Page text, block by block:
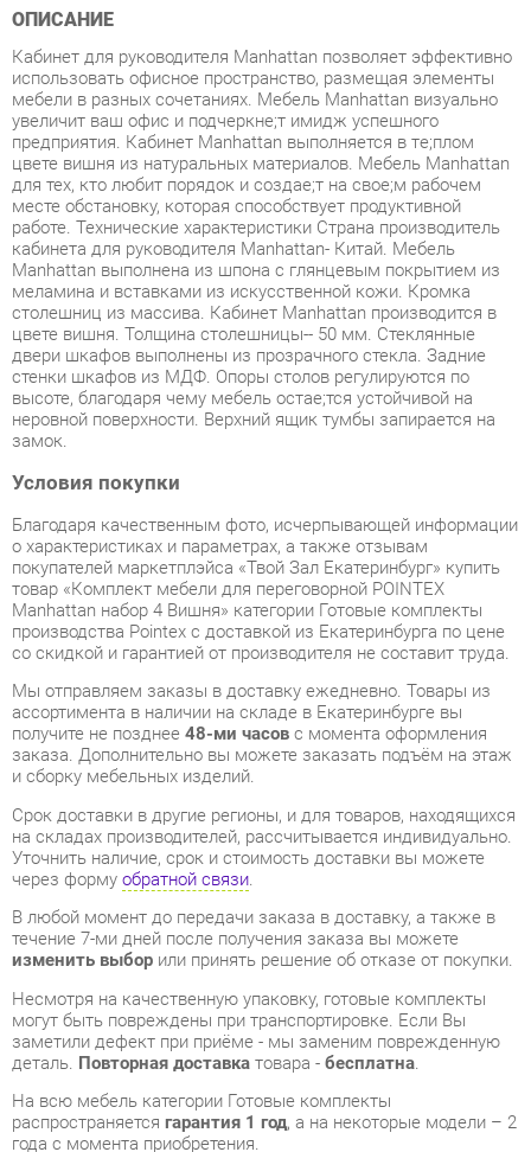
использовать офисное пространство, размещая элементы
мебели в разных сочетаниях. Мебель Manhattan визуально
увеличит ваш офис и подчеркнe;т имидж успешного
предприятия. Кабинет Manhattan выполняется в тe;плом
цвете вишня из натуральных материалов. Мебель Manhattan
для тех, кто любит порядок и создаe;т на своe;м рабочем
месте обстановку, которая способствует продуктивной
работе. Технические характеристики Страна производитель
кабинета для руководителя Manhattan- Китай. Мебель
Manhattan выполнена из шпона с глянцевым покрытием из
меламина и вставками из искусственной кожи. Кромка
столешниц из массива. Кабинет Manhattan производится в
цвете вишня. Толщина столешницы-- 50 мм. Стеклянные
двери шкафов выполнены из прозрачного стекла. Задние
стенки шкафов из МДФ. Опоры столов регулируются по
высоте, благодаря чему мебель остаe;тся устойчивой на
неровной поверхности. Верхний ящик тумбы запирается на
замок.
Условия покупки
Благодаря качественным фото, исчерпывающей информации
покупателей маркетплэйса «Твой Зал Екатеринбург» купить
Manhattan набор 4 Вишня» категории Готовые комплекты
производства Pointex с доставкой из Екатеринбурга по цене
со скидкой и гарантией от производителя не составит труда.
Мы отправляем заказы в доставку ежедневно. Товары из
ассортимента в наличии на складе в Екатеринбурге вы
получите не позднее48-ми часовс момента оформления
заказа. Дополнительно вы можете заказать подъём на этаж
и сборку мебельных изделий.
Срок доставки в другие регионы, и для товаров, находящихся
на складах производителей, рассчитывается индивидуально.
Уточнить наличие, срок и стоимость доставки вы можете
через формуобратной связи.
В любой момент до передачи заказа в доставку, а также в
течение 7-ми дней после получения заказа вы можете
изменить выборили принять решение об отказе от покупки.
Несмотря на качественную упаковку, готовые комплекты
могут быть повреждены при транспортировке. Если Вы
заметили дефект при приёме - мы заменим поврежденную
деталь.Повторная доставкатовара -бесплатна.
На всю мебель категории Готовые комплекты
распространяетсягарантия 1 год, а на некоторые модели – 2
года с момента приобретения.
Комплект мебели для переговорной POINTEX Manhattan
набор 4 Вишня - это качественное изделие производства
Pointex, соответствующее современному государственному
стандарту.